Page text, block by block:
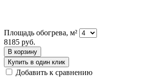
Площадь обогрева, м²
8185 руб.
В корзину
Купить в один клик
Добавить к сравнению